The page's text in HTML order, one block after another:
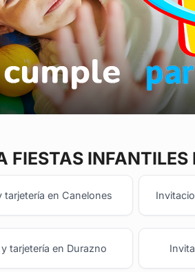
FIESTAS INFANTILES
en Canelones
tarjetería en Durazno